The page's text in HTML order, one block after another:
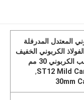
المعتدل المدرفلة
الكربوني الخفيف
ST12 Mild
,
30mm